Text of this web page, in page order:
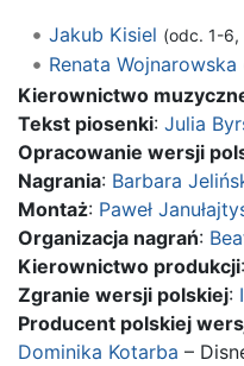
Jakub Kisiel (odc. 1-6,
Renata Wojnarowska
Kierownictwo
Tekst piosenki: Julia
Opracowanie wersji
Nagrania: Barbara
Montaż: Paweł
Organizacja nagrań:
Kierownictwo produkcji:
Zgranie wersji polskiej:
Producent polskiej
Dominika Kotarba –